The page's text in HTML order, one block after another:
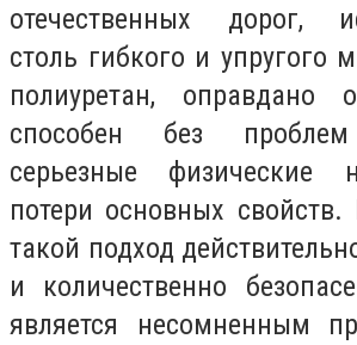
отечественных дорог,
столь гибкого и упругого
полиуретан, оправдано
способен без
серьезные физические
потери основных свойств.
такой подход
и количественно
является несомненным